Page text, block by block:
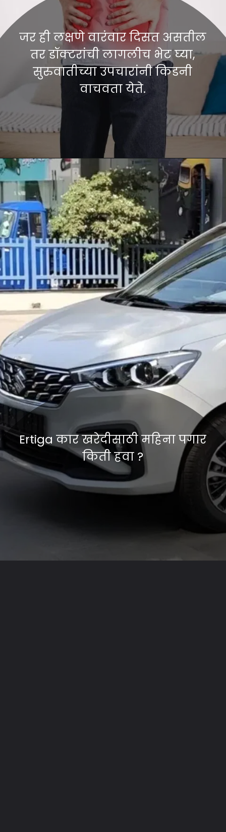
जर ही लक्षणे वारंवार दिसत असतील
तर डॉक्टरांची लागलीच भेट घ्या,
सुरुवातीच्या उपचारांनी किडनी
Ertiga कार खरेदीसाठी महिना पगार
किती हवा ?